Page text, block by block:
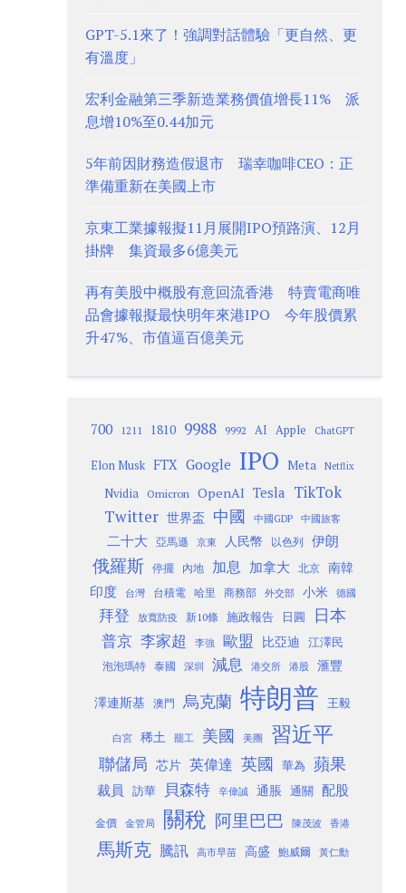
GPT-5.1來了！強調對話體驗「更自然、更
有溫度」
宏利金融第三季新造業務價值增長11% 派
息增10%至0.44加元
5年前因財務造假退市 瑞幸咖啡CEO：正
準備重新在美國上市
京東工業據報擬11月展開IPO預路演、12月
掛牌 集資最多6億美元
再有美股中概股有意回流香港 特賣電商唯
品會據報擬最快明年來港IPO 今年股價累
升47%、市值逼百億美元
700 1211 1810 9988 9992 AI Apple ChatGPT
Elon Musk FTX Google IPO Meta Netflix
Nvidia Omicron OpenAI Tesla TikTok
Twitter 世界盃 中國 中國GDP 中國旅客
二十大 亞馬遜 京東 人民幣 以色列 伊朗
俄羅斯 停擺 內地 加息 加拿大 北京
南韓
印度
台灣 台積電 哈里 商務部 外交部 小米 德國
拜登 放寬防疫 新10條 施政報告 日圓 日本
普京 李家超 李強 歐盟 比亞迪 江澤民
泡泡瑪特 泰國 深圳 減息 港交所 港股 滙豐
澤連斯基 澳門 烏克蘭 特朗普 王毅
白宮 稀土 罷工 美國 美團 習近平
聯儲局 芯片 英偉達 英國 華為 蘋果
裁員 訪華 貝森特 辛偉誠 通脹 通關 配股
金價 金管局 關稅 阿里巴巴 陳茂波 香港
馬斯克 騰訊 高市早苗 高盛 鮑威爾 黃仁勳